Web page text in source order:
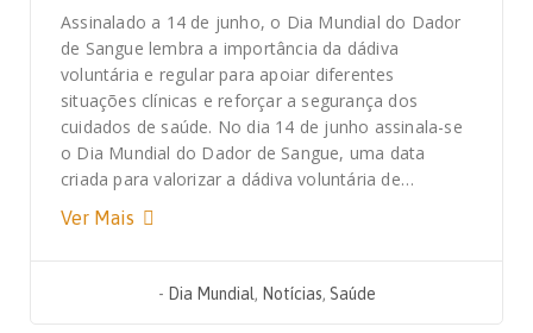
Assinalado a 14 de junho, o Dia Mundial do Dador
de Sangue lembra a importância da dádiva
voluntária e regular para apoiar diferentes
situações clínicas e reforçar a segurança dos
cuidados de saúde. No dia 14 de junho assinala-se
o Dia Mundial do Dador de Sangue, uma data
criada para valorizar a dádiva voluntária de…
Ver Mais
- Dia Mundial, Notícias, Saúde